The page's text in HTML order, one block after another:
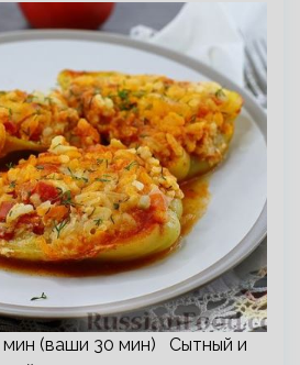
мин (ваши 30 мин) Сытный и